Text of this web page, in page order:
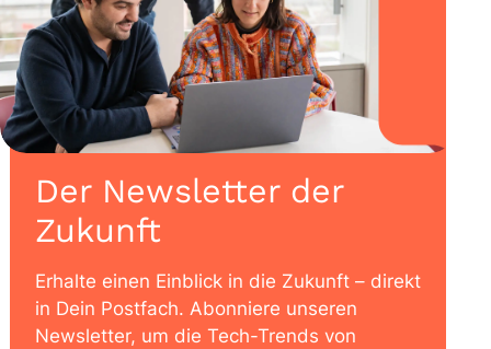
Der Newsletter der
Zukunft
Erhalte einen Einblick in die Zukunft – direkt
in Dein Postfach. Abonniere unseren
Newsletter, um die Tech-Trends von